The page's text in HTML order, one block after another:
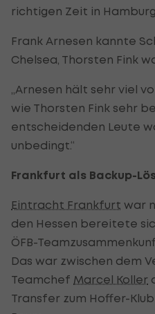
richtigen Zeit in
Frank Arnesen kannte
Chelsea, Thorsten Fink
„Arnesen hält sehr viel
wie Thorsten Fink sehr
entscheidenden Leute
unbedingt.“
Frankfurt als Backup-
Eintracht Frankfurt war
den Hessen bereitete
ÖFB-
Das war zwischen dem
Teamchef Marcel Koller
Transfer zum Hoffer-